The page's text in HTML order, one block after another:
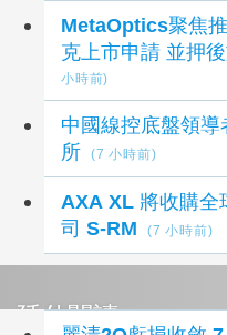
MetaOptics聚焦推進超
克上市申請 並押
小時前)
中國線控底盤領
所
(7 小時前)
AXA XL 將收購全
司 S-RM
(7 小時前)
延伸閱讀